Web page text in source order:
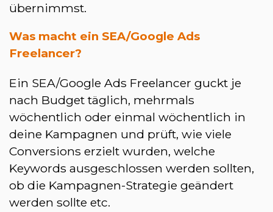
übernimmst.
Was macht ein SEA/Google Ads
Freelancer?
Ein SEA/Google Ads Freelancer guckt je
nach Budget täglich, mehrmals
wöchentlich oder einmal wöchentlich in
deine Kampagnen und prüft, wie viele
Conversions erzielt wurden, welche
Keywords ausgeschlossen werden sollten,
ob die Kampagnen-Strategie geändert
werden sollte etc.